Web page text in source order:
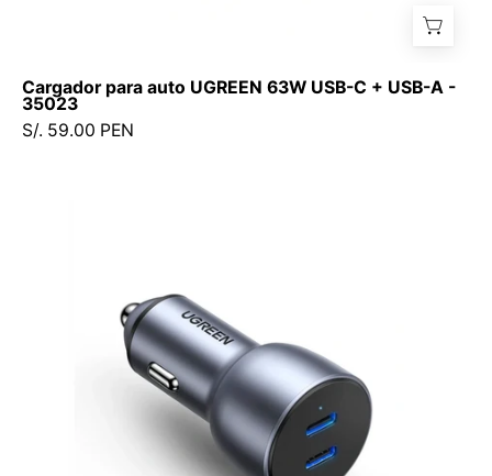
Cargador para auto UGREEN 63W USB-C + USB-A -
35023
S/. 59.00 PEN
USB-
C
PD
-
70594